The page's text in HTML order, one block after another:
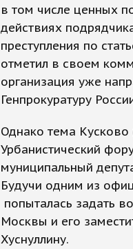
в том числе ценных
действиях
преступления по
отметил в своем
организация уже
Генпрокуратуру
Однако тема
Урбанистический
муниципальный
Будучи одним из
попыталась задать
Москвы и его
Хуснуллину.